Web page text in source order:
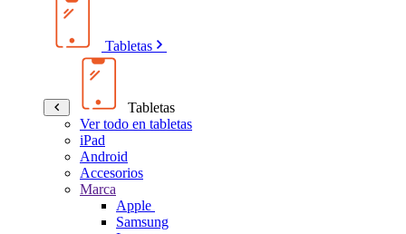
Tabletas
Tabletas
Ver todo en tabletas
iPad
Android
Accesorios
Marca
Apple
Samsung